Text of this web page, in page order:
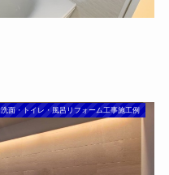
洗面・トイレ・風呂リフォーム工事施工例